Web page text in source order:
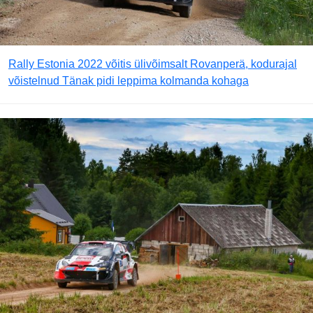
Rally Estonia 2022 võitis ülivõimsalt Rovanperä, kodurajal
võistelnud Tänak pidi leppima kolmanda kohaga